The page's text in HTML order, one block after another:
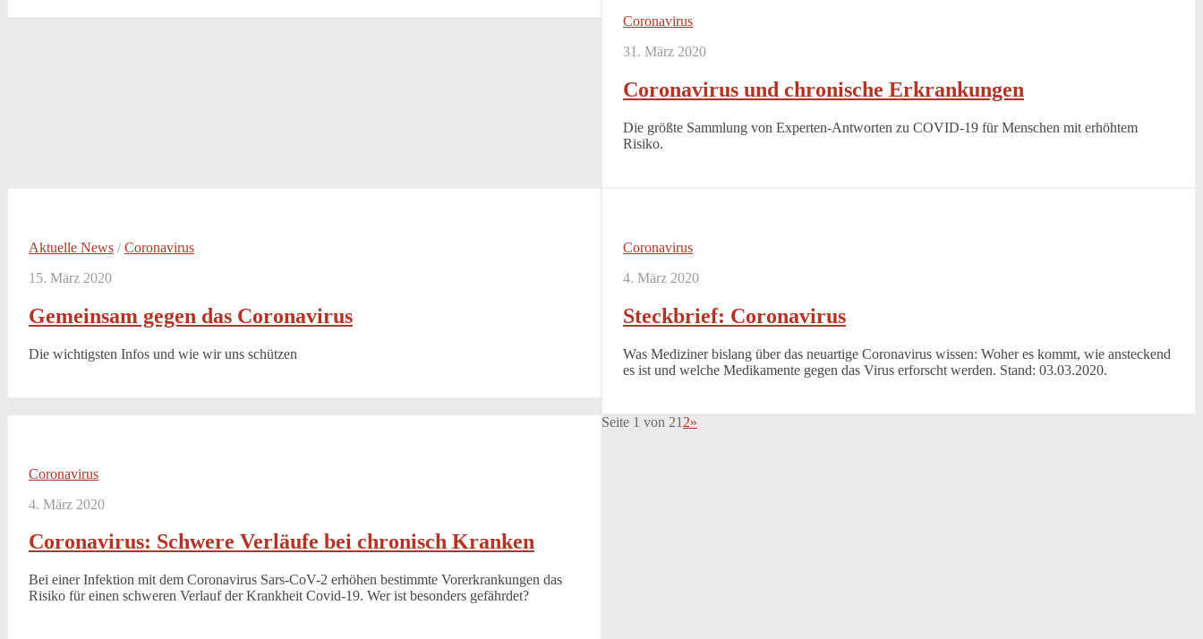
Coronavirus
31. März 2020
Coronavirus und chronische Erkrankungen
Die größte Sammlung von Experten-Antworten zu COVID-19 für Menschen mit erhöhtem
Risiko.
Aktuelle News /Coronavirus
15. März 2020
Gemeinsam gegen das Coronavirus
Die wichtigsten Infos und wie wir uns schützen
Coronavirus
4. März 2020
Steckbrief: Coronavirus
Was Mediziner bislang über das neuartige Coronavirus wissen: Woher es kommt, wie ansteckend
es ist und welche Medikamente gegen das Virus erforscht werden. Stand: 03.03.2020.
Coronavirus
4. März 2020
Coronavirus: Schwere Verläufe bei chronisch Kranken
Bei einer Infektion mit dem Coronavirus Sars-CoV-2 erhöhen bestimmte Vorerkrankungen das
Risiko für einen schweren Verlauf der Krankheit Covid-19. Wer ist besonders gefährdet?
Seite 1 von 21 2»